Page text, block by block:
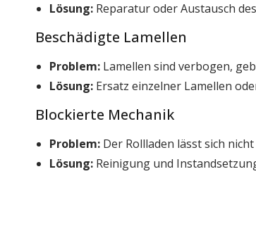
Lösung: Reparatur oder Austausch
Beschädigte Lamellen
Problem: Lamellen sind verbogen,
Lösung: Ersatz einzelner Lamellen
Blockierte Mechanik
Problem: Der Rollladen lässt sich
Lösung: Reinigung und